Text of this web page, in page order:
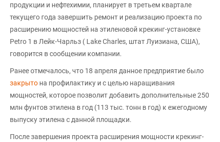
продукции и нефтехимии, планирует в третьем квартале
текущего года завершить ремонт и реализацию проекта по
расширению мощностей на этиленовой крекинг-установке
Petro 1 в Лейк-Чарльз ( Lake Charles, штат Луизиана, США),
говорится в сообщении компании.
Ранее отмечалось, что 18 апреля данное предприятие было
закрыто на профилактику и с целью наращивания
мощностей, которое позволит добавить дополнительные 250
млн фунтов этилена в год (113 тыс. тонн в год) к ежегодному
выпуску этилена с данной площадки.
После завершения проекта расширения мощности крекинг-